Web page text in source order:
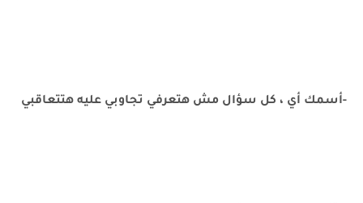
-أسمك أي ، كل سؤال مش هتعرفي تجاوبي عليه هتتعاقبي